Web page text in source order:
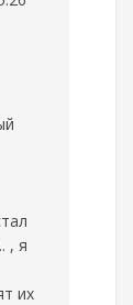
, я
их